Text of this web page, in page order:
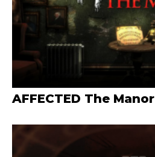
AFFECTED The Manor